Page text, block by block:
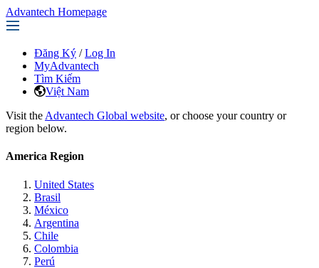
Advantech Homepage
Đăng Ký / Log In
MyAdvantech
Tìm Kiếm
Việt Nam
Visit the Advantech Global website, or choose your country or
region below.
America Region
United States
Brasil
México
Argentina
Chile
Colombia
Perú